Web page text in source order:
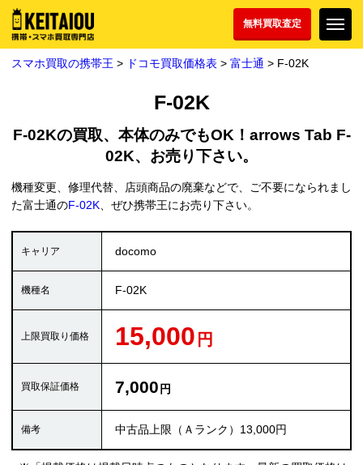
無料買取査定
スマホ買取の携帯王 > ドコモ買取価格表 > 富士通 > F-02K
F-02K
F-02Kの買取、本体のみでもOK！arrows Tab F-
02K、お売り下さい。
機種変更、修理代替、店頭商品の廃棄などで、ご不要になられまし
た富士通のF-02K、ぜひ携帯王にお売り下さい。
docomo
F-02K
15,000
7,000
中古品上限（Ａランク）13,000円